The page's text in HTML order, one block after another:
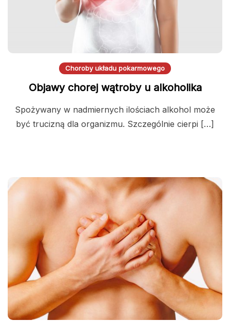
Choroby układu pokarmowego
Objawy chorej wątroby u alkoholika
Spożywany w nadmiernych ilościach alkohol może
być trucizną dla organizmu. Szczególnie cierpi […]